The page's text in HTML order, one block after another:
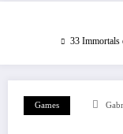
33 Immortals
Games